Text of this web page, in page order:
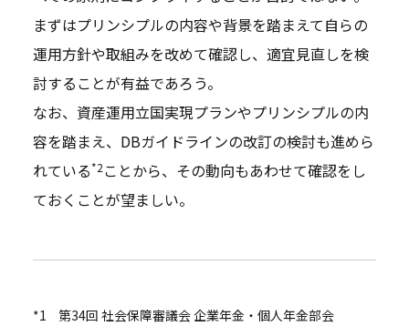
まずはプリンシプルの内容や背景を踏まえて自らの
運用方針や取組みを改めて確認し、適宜見直しを検
討することが有益であろう。
なお、資産運用立国実現プランやプリンシプルの内
容を踏まえ、DBガイドラインの改訂の検討も進めら
れている*2ことから、その動向もあわせて確認をし
ておくことが望ましい。
*1
第34回 社会保障審議会 企業年金・個人年金部会